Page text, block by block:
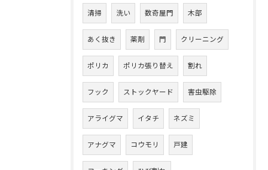
清掃 洗い 数奇屋門 木部
あく抜き 薬剤 門 クリーニング
ポリカ ポリカ張り替え 割れ
フック ストックヤード 害虫駆除
アライグマ イタチ ネズミ
アナグマ コウモリ 戸建